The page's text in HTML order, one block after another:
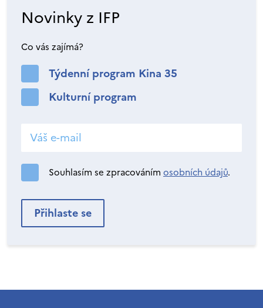
Novinky z IFP
Co vás zajímá?
Týdenní program Kina 35
Kulturní program
Souhlasím se zpracováním osobních údajů.